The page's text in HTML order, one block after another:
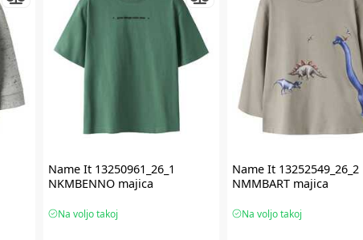
Name It13250961_26_1
NKMBENNO majica
Na voljo takoj
Name It13252549_26_2
NMMBART majica
Na voljo takoj